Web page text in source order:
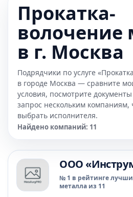
О сервисе Контакты
Прокатка-
волочение
в г. Москва
Подрядчики по услуге
в городе Москва — сравните
условия, посмотрите
запрос нескольким
выбрать исполнителя.
Найдено компаний: 11
OOO
№ 1 в рейтинге
металла из 11